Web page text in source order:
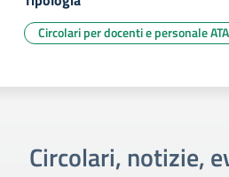
Circolari per docenti e personale ATA
Circolari, notizie,